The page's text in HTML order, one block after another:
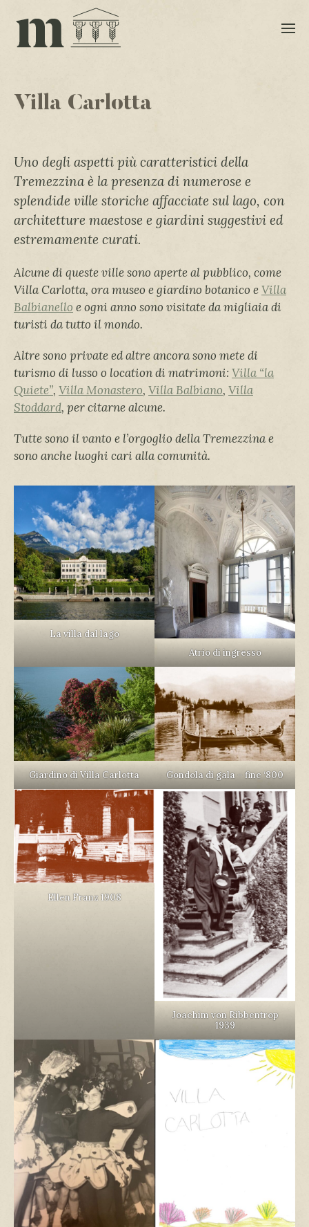
Villa Carlotta
Uno degli aspetti più caratteristici della
Tremezzina è la presenza di numerose e
splendide ville storiche affacciate sul lago, con
architetture maestose e giardini suggestivi ed
estremamente curati.
Alcune di queste ville sono aperte al pubblico, come
Villa Carlotta, ora museo e giardino botanico eVilla
Balbianello e ogni anno sono visitate da migliaia di
turisti da tutto il mondo.
Altre sono private ed altre ancora sono mete di
turismo di lusso o location di matrimoni: Villa “la
Quiete”, Villa Monastero, Villa Balbiano, Villa
Stoddard, per citarne alcune.
Tutte sono il vanto e l’orgoglio della Tremezzina e
sono anche luoghi cari alla comunità.
La villa dal lago
Atrio di ingresso
Giardino di Villa Carlotta Gondola di gala – fine ‘800
Ellen Franz 1908
Joachim von Ribbentrop
1939